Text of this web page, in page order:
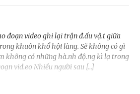
đoạn video ghi lại trận đ.ấu vậ.t giữa
khuôn khổ hội làng. Sẽ không có gì
không có những hà.nh độ.ng kì lạ trong
vid.eo Nhiều người sau […]